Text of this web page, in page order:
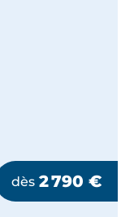
dès 2 790 €